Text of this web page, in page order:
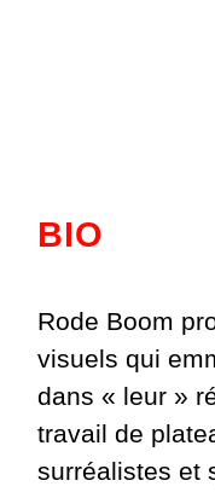
BIO
Rode Boom
visuels qui
dans « leur »
travail de
surréalistes et